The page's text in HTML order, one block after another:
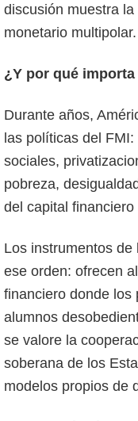
discusión muestra
monetario multipolar.
¿Y por qué
Durante años,
las políticas del
sociales,
pobreza,
del capital
Los instrumentos
ese orden: ofrecen
financiero donde los
alumnos
se valore la
soberana de los
modelos propios de